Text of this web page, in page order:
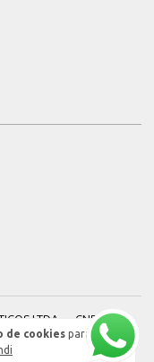
de cookies para
LTDA — CNPJ:
reservados.